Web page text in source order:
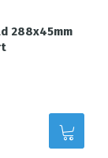
288x45mm